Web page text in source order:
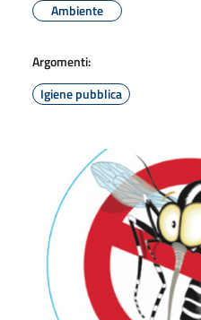
Ambiente
Argomenti:
Igiene pubblica